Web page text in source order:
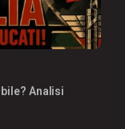
Analisi